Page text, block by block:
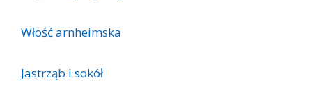
Włość arnheimska
Jastrząb i sokół